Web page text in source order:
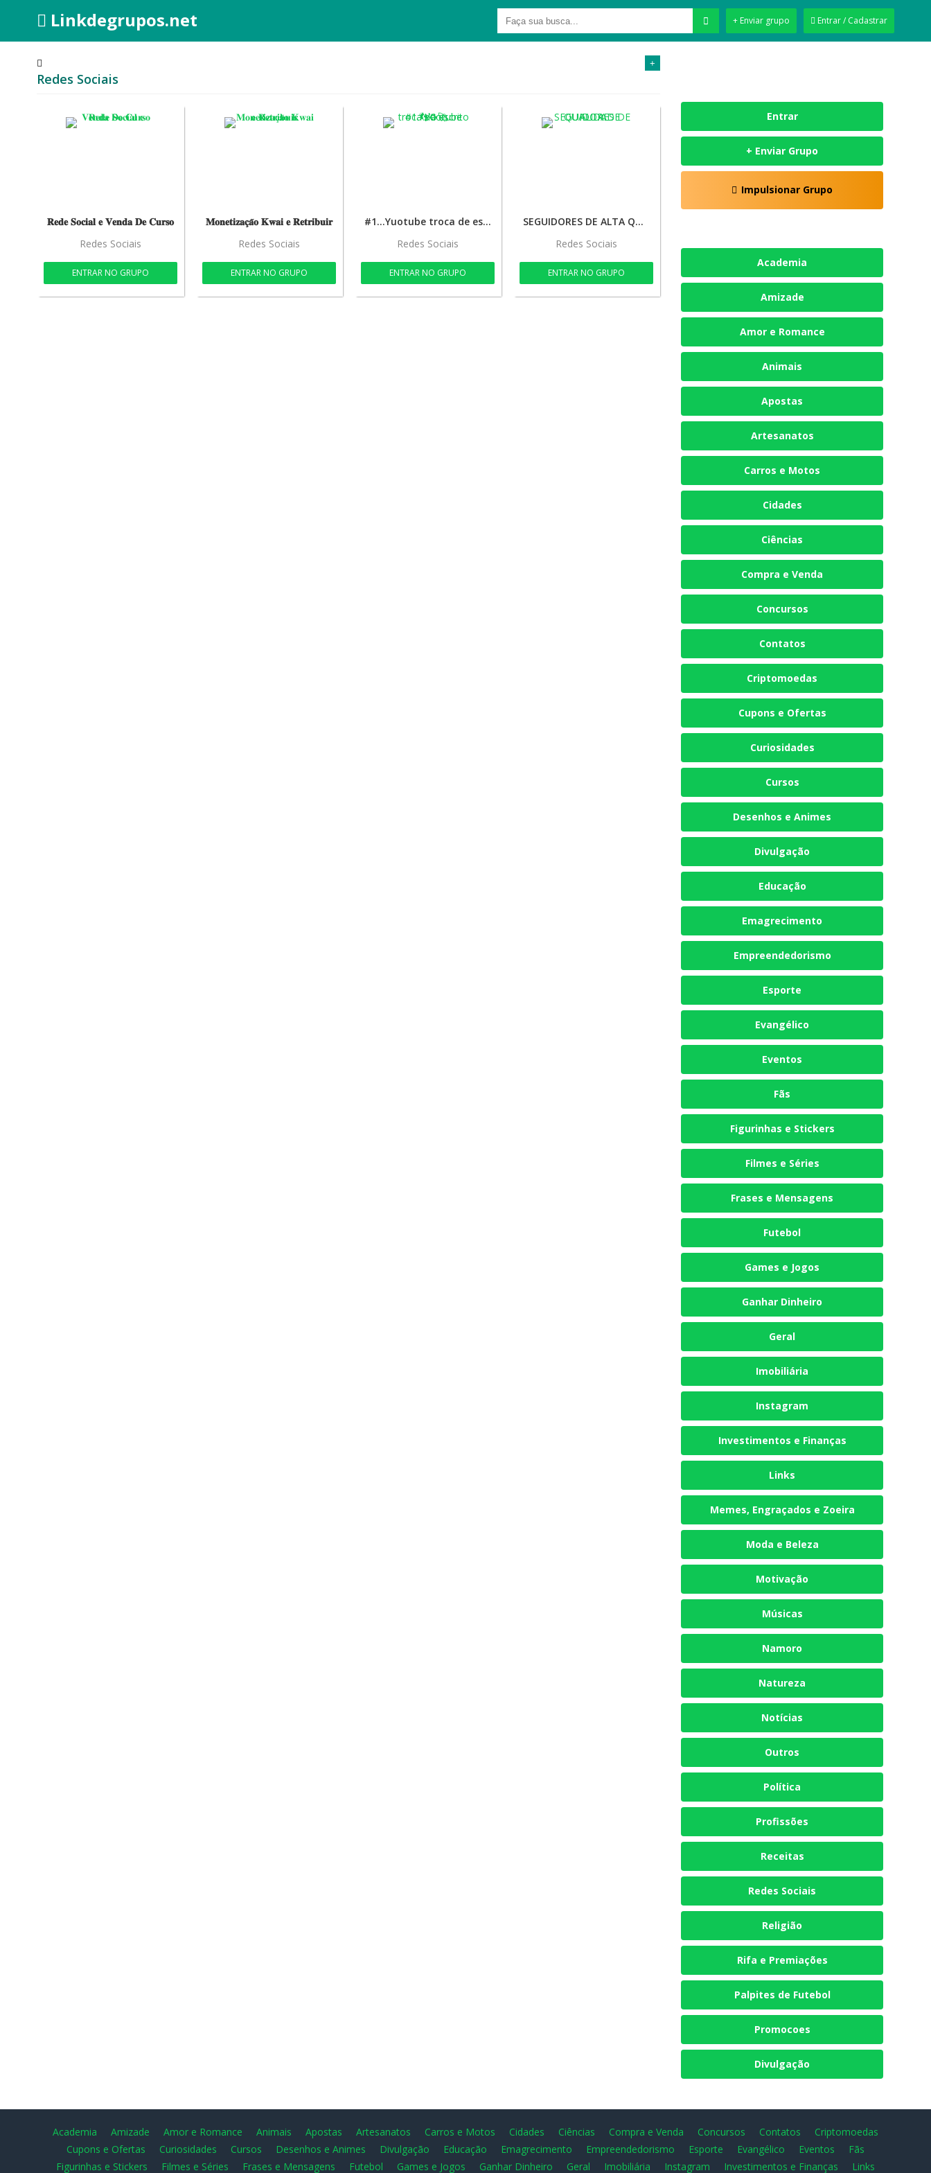
Linkdegrupos.net Entrar / Cadastrar
+ Enviar grupo
Redes Sociais
+
𝐑𝐞𝐝𝐞 𝐒𝐨𝐜𝐢𝐚𝐥 𝐞 𝐕𝐞𝐧𝐝𝐚 𝐃𝐞 𝐂𝐮𝐫𝐬𝐨
Redes Sociais
ENTRAR NO GRUPO
𝐌𝐨𝐧𝐞𝐭𝐢𝐳𝐚𝐜̧𝐚̃𝐨 𝐊𝐰𝐚𝐢 𝐞 𝐑𝐞𝐭𝐫𝐢𝐛𝐮𝐢𝐫
Redes Sociais
ENTRAR NO GRUPO
#1…Yuotube troca de escrito 👣♻️🚀
Redes Sociais
ENTRAR NO GRUPO
SEGUIDORES DE ALTA QUALIDADE
Redes Sociais
ENTRAR NO GRUPO
Entrar
+ Enviar Grupo
Impulsionar Grupo
Academia
Amizade
Amor e Romance
Animais
Apostas
Artesanatos
Carros e Motos
Cidades
Ciências
Compra e Venda
Concursos
Contatos
Criptomoedas
Cupons e Ofertas
Curiosidades
Cursos
Desenhos e Animes
Divulgação
Educação
Emagrecimento
Empreendedorismo
Esporte
Evangélico
Eventos
Fãs
Figurinhas e Stickers
Filmes e Séries
Frases e Mensagens
Futebol
Games e Jogos
Ganhar Dinheiro
Geral
Imobiliária
Instagram
Investimentos e Finanças
Links
Memes, Engraçados e Zoeira
Moda e Beleza
Motivação
Músicas
Namoro
Natureza
Notícias
Outros
Política
Profissões
Receitas
Redes Sociais
Religião
Rifa e Premiações
Palpites de Futebol
Promocoes
Divulgação
Academia Amizade Amor e Romance Animais Apostas Artesanatos Carros e Motos Cidades Ciências Compra e Venda Concursos Contatos
Criptomoedas
Cupons e Ofertas
Curiosidades Cursos Desenhos e Animes Divulgação Educação Emagrecimento Empreendedorismo Esporte Evangélico Eventos
Fãs
Figurinhas e Stickers
Filmes e Séries Frases e Mensagens Futebol Games e Jogos Ganhar Dinheiro Geral Imobiliária Instagram Investimentos e Finanças Links